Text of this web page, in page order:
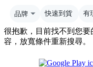
品牌 快速到貨 有
很抱歉，目前找不到您
容，放寬條件重新搜尋。